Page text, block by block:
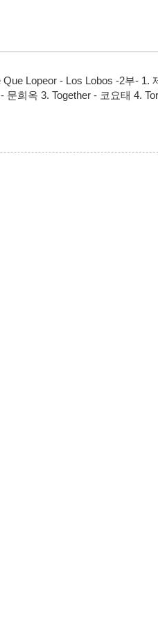
Lopeor - Los Lobos -2부-
희옥 3. Together - 코요태 4.